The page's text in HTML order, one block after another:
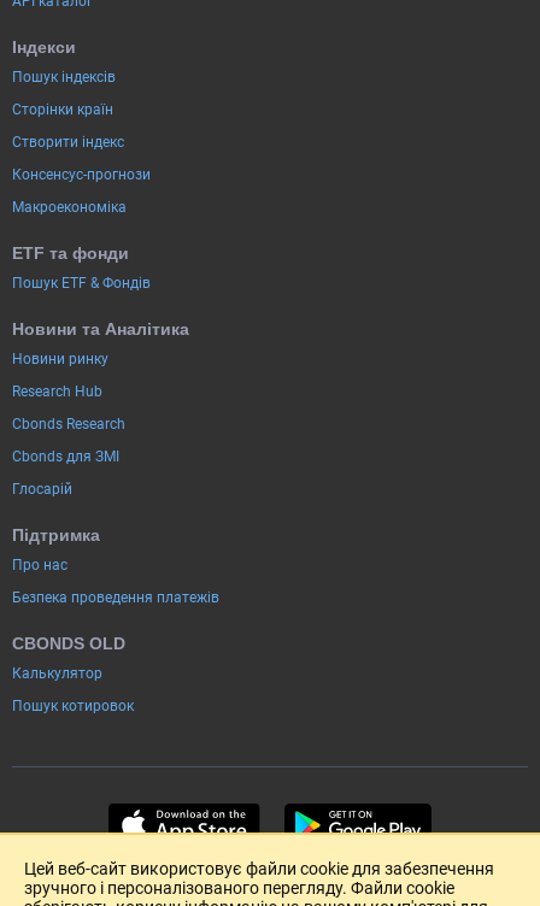
Індекси
Пошук індексів
Сторінки країн
Створити індекс
Консенсус-прогнози
Макроекономіка
ETF та фонди
Пошук ETF & Фондів
Новини та Аналітика
Новини ринку
Research Hub
Cbonds Research
Cbonds для ЗМІ
Глосарій
Підтримка
Про нас
Безпека проведення платежів
CBONDS OLD
Калькулятор
Пошук котировок
Цей веб-сайт використовує файли cookie для забезпечення
зручного і персоналізованого перегляду. Файли cookie